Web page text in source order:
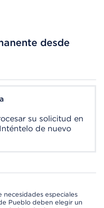
desde
su solicitud en
de nuevo
especiales
Pueblo deben elegir un